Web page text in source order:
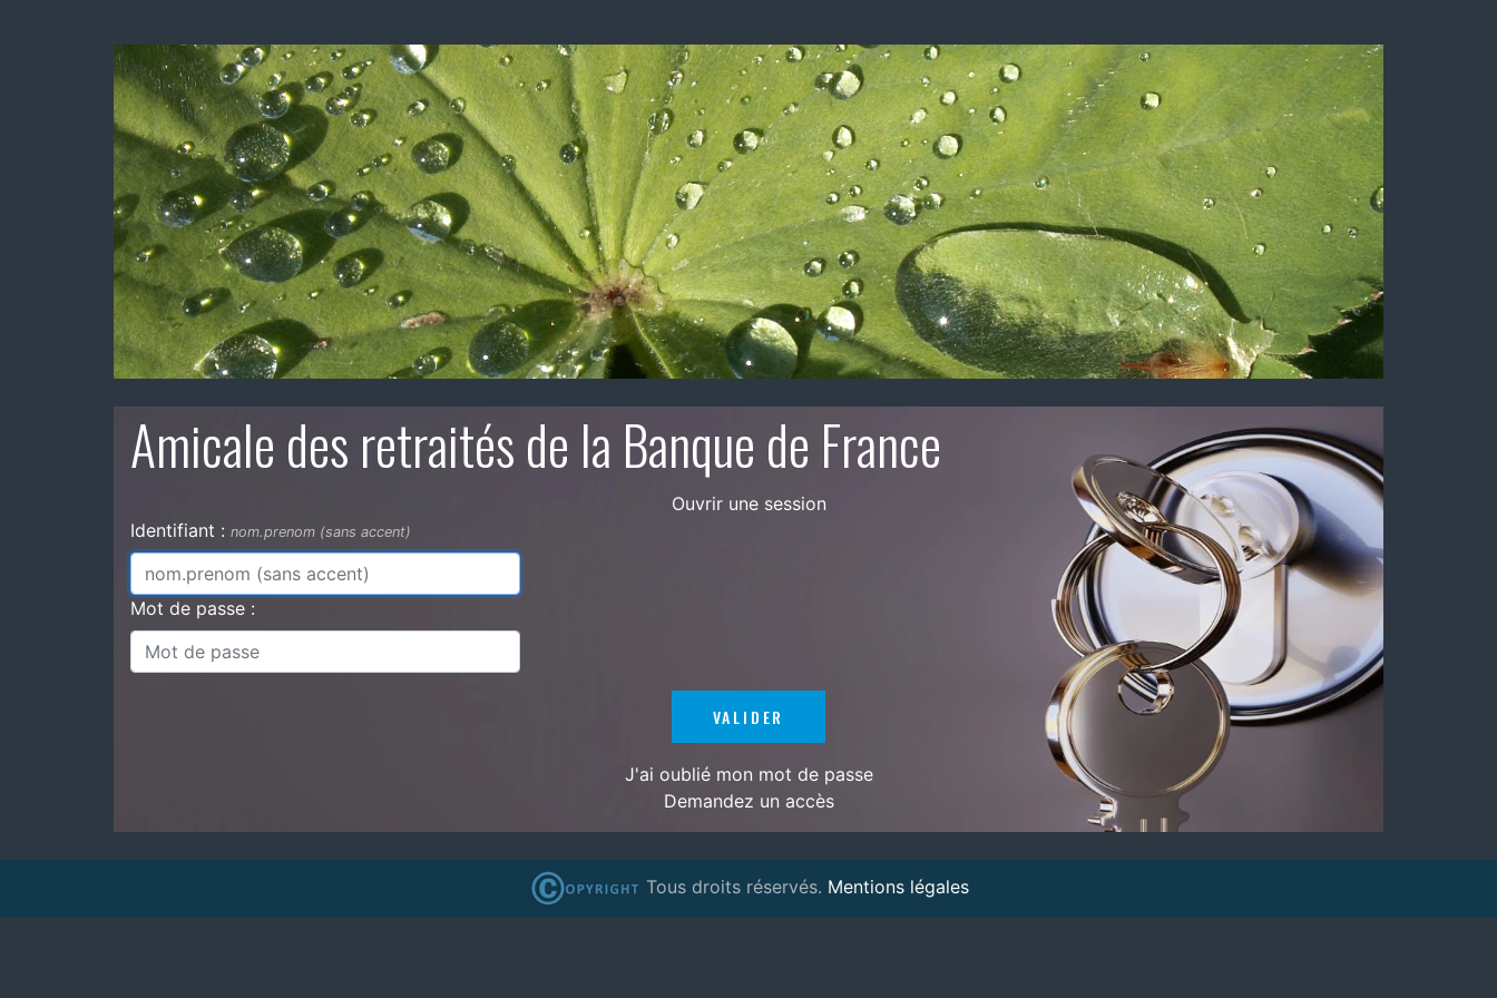
Amicale des retraités de la Banque de France
Ouvrir une session
Identifiant : nom.prenom (sans accent)
Mot de passe :
J'ai oublié mon mot de passe
Demandez un accès
Tous droits réservés. Mentions légales